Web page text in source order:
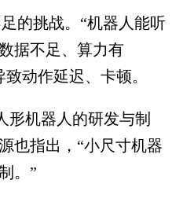
的挑战。“机器人能听
据不足、算力有
动作延迟、卡顿。
机器人的研发与制
也指出，“小尺寸机器
。”